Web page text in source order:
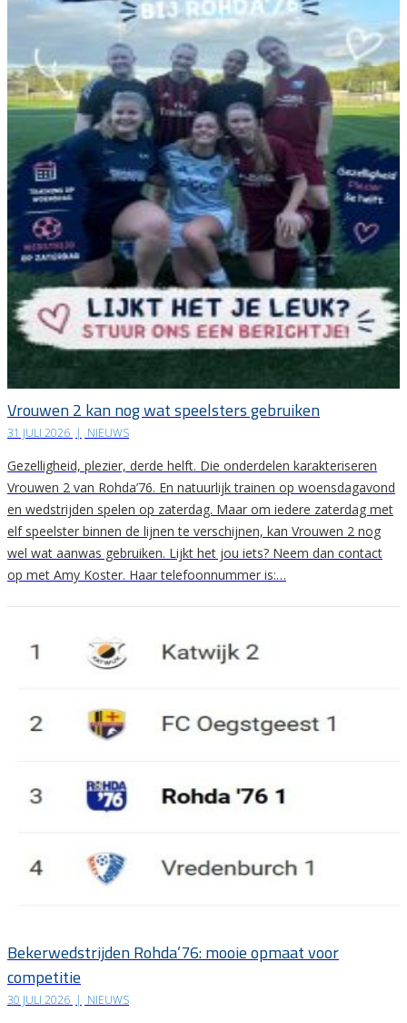
Vrouwen 2 kan nog wat speelsters gebruiken
31 JULI 2026 | NIEUWS
Gezelligheid, plezier, derde helft. Die onderdelen karakteriseren
Vrouwen 2 van Rohda’76. En natuurlijk trainen op woensdagavond
en wedstrijden spelen op zaterdag. Maar om iedere zaterdag met
elf speelster binnen de lijnen te verschijnen, kan Vrouwen 2 nog
wel wat aanwas gebruiken. Lijkt het jou iets? Neem dan contact
op met Amy Koster. Haar telefoonnummer is:…
Bekerwedstrijden Rohda’76: mooie opmaat voor
competitie
30 JULI 2026 | NIEUWS